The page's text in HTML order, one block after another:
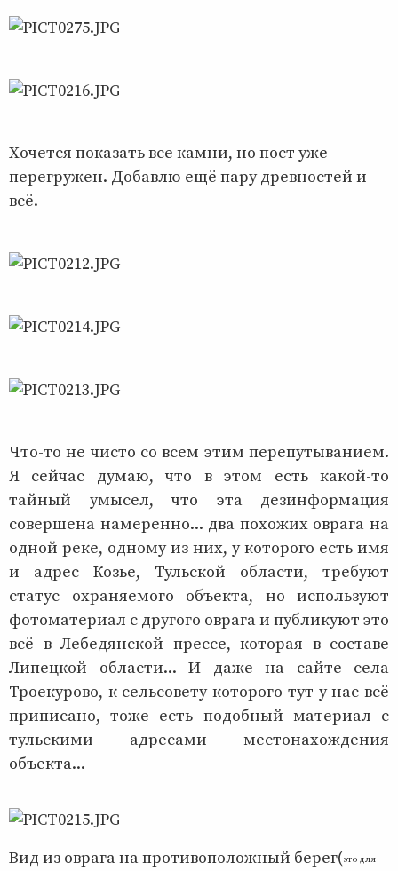
Хочется показать все камни, но пост уже
перегружен. Добавлю ещё пару древностей и
всё.
Что-то не чисто со всем этим перепутыванием.
Я сейчас думаю, что в этом есть какой-то
тайный умысел, что эта дезинформация
совершена намеренно... два похожих оврага на
одной реке, одному из них, у которого есть имя
и адрес Козье, Тульской области, требуют
статус охраняемого объекта, но используют
фотоматериал с другого оврага и публикуют это
всё в Лебедянской прессе, которая в составе
Липецкой области... И даже на сайте села
Троекурово, к сельсовету которого тут у нас всё
приписано, тоже есть подобный материал с
тульскими адресами местонахождения
объекта...
Вид из оврага на противоположный берег(это для